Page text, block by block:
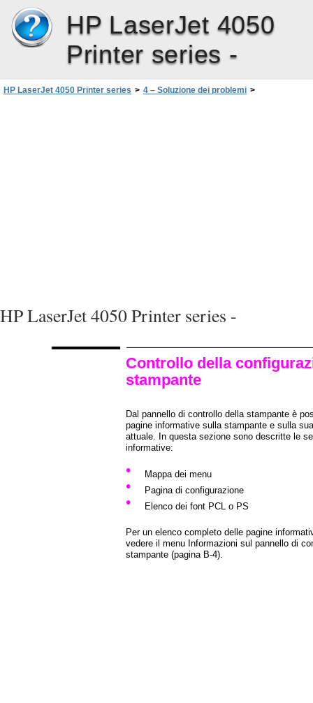
HP LaserJet 4050
Printer series -
HP LaserJet 4050 Printer series > 4 – Soluzione dei problemi >
HP LaserJet 4050 Printer series -
Controllo della
stampante
Dal pannello di controllo della stampante è
pagine informative sulla stampante e sulla
attuale. In questa sezione sono descritte le
informative:
• Mappa dei menu
• Pagina di configurazione
• Elenco dei font PCL o PS
Per un elenco completo delle pagine
vedere il menu Informazioni sul pannello di
stampante (pagina B-4).